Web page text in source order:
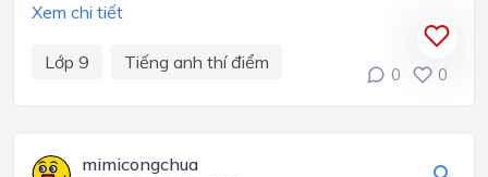
Xem chi tiết
Lớp 9 Tiếng anh thí điểm
0 0
mimicongchua